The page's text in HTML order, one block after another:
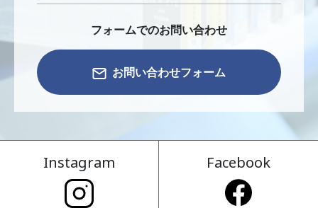
フォームでのお問い合わせ
お問い合わせフォーム
Instagram Facebook